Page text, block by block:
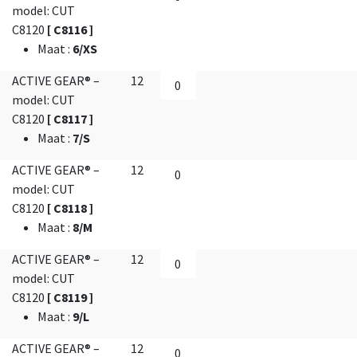
model: CUT
C8120 [ C8116 ]
Maat: 6/XS
ACTIVE GEAR® –
model: CUT
C8120 [ C8117 ]
Maat: 7/S
12
ACTIVE GEAR® –
model: CUT
C8120 [ C8118 ]
Maat: 8/M
12
ACTIVE GEAR® –
model: CUT
C8120 [ C8119 ]
Maat: 9/L
12
ACTIVE GEAR® –
12